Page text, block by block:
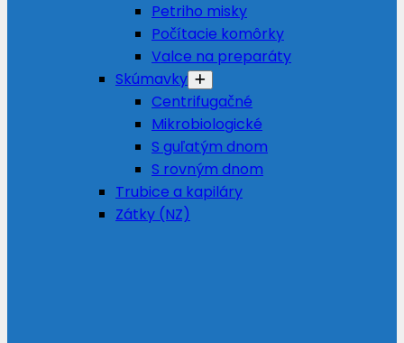
Petriho misky
Počítacie komôrky
Valce na preparáty
Skúmavky
Centrifugačné
Mikrobiologické
S guľatým dnom
S rovným dnom
Trubice a kapiláry
Zátky (NZ)